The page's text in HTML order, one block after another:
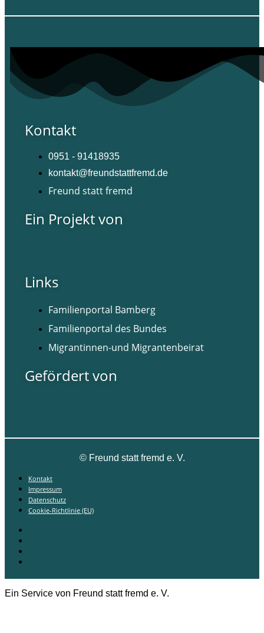
Kontakt
0951 - 91418935
kontakt@freundstattfremd.de
Freund statt fremd
Ein Projekt von
Links
Familienportal Bamberg
Familienportal des Bundes
Migrantinnen-und Migrantenbeirat
Gefördert von
©Freund statt fremd e. V.
Kontakt
Impressum
Datenschutz
Cookie-Richtlinie (EU)
Ein Service von Freund statt fremd e. V.